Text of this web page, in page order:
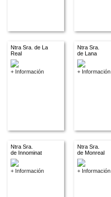
Ntra Sra. de La
Real
+ Información
Ntra Sra.
de Lana
+ Información
Ntra Sra.
de Innominat
+ Información
Ntra Sra.
de Monreal
+ Información